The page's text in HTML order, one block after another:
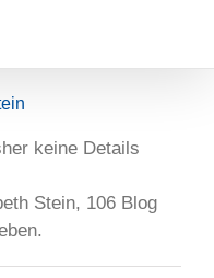
keine Details
Stein, 106 Blog